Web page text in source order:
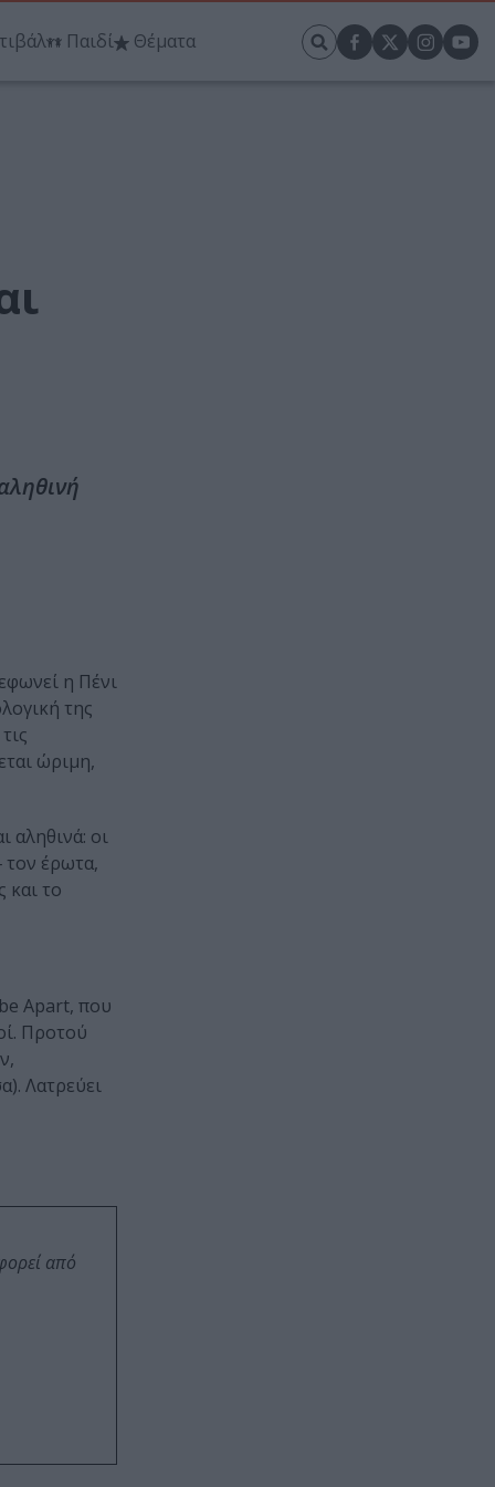
Παιδί Θέματα
η Πένι
της
ώριμη,
αληθινά: οι
τον έρωτα,
και το
Apart, που
Προτού
Λατρεύει
από